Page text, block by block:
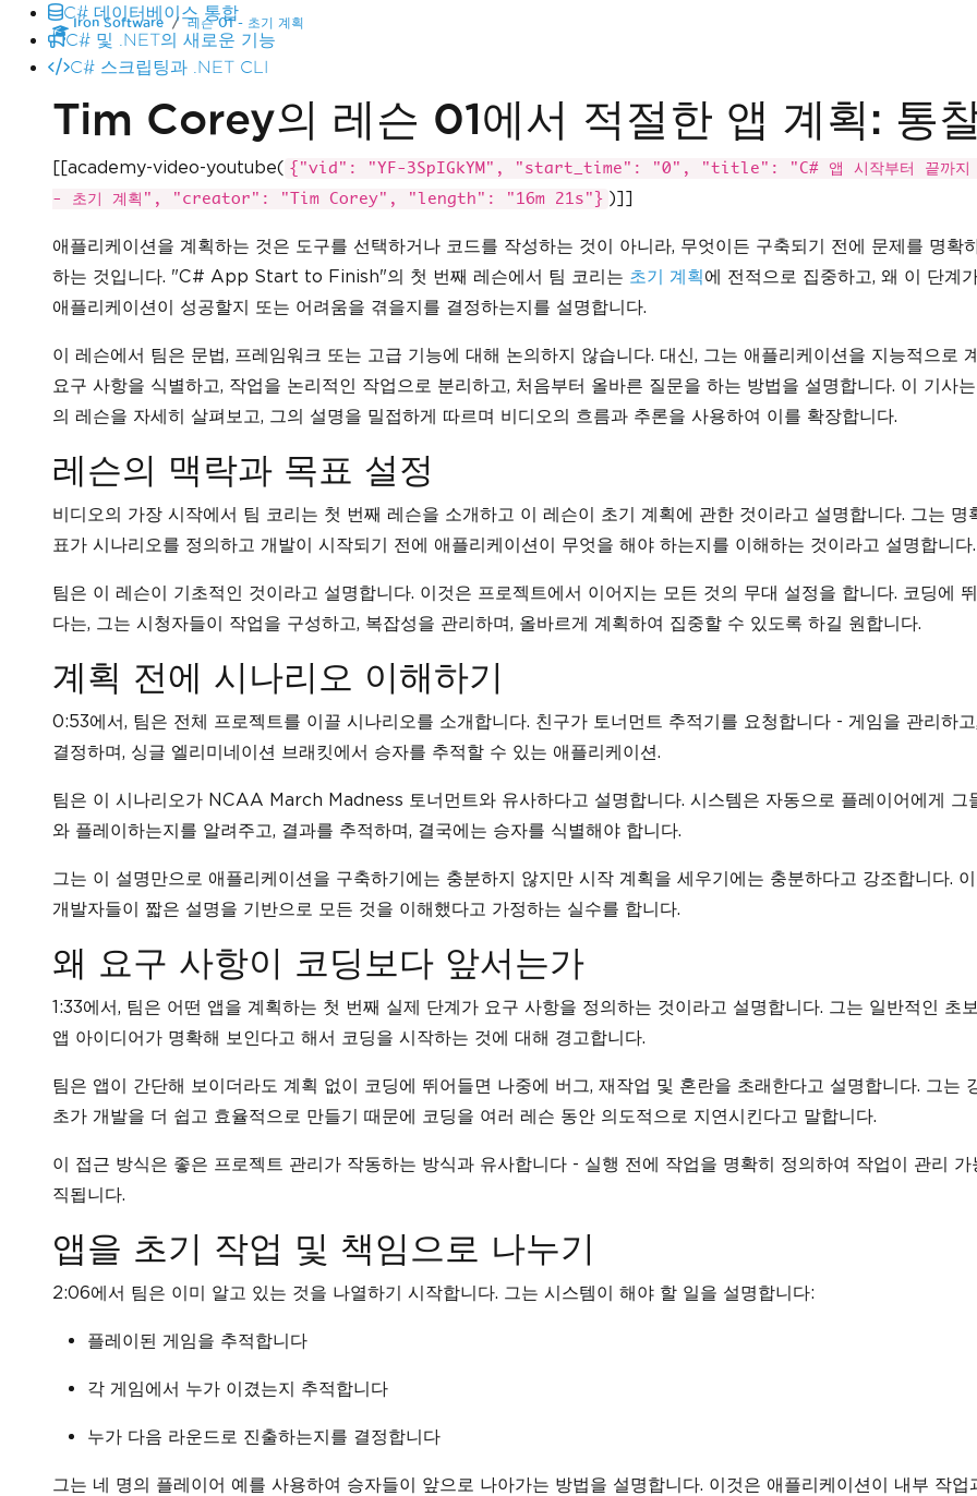
C# 데이터베이스 통합
C# 및 .NET의 새로운 기능
C# 스크립팅과 .NET CLI
Iron Software 레슨 01 - 초기 계획
Tim Corey의 레슨 01에서 적절한 앱 계획: 통
[[academy-video-youtube( {"vid": "YF-3SpIGkYM", "start_time": "0", "title": "C# 앱 시작부터 끝까지
- 초기 계획", "creator": "Tim Corey", "length": "16m 21s"} )]]
애플리케이션을 계획하는 것은 도구를 선택하거나 코드를 작성하는 것이 아니라, 무엇이든 구축되기 전에 문제를 명확
하는 것입니다. "C# App Start to Finish"의 첫 번째 레슨에서 팀 코리는 초기 계획에 전적으로 집중하고, 왜 이 단계
애플리케이션이 성공할지 또는 어려움을 겪을지를 결정하는지를 설명합니다.
이 레슨에서 팀은 문법, 프레임워크 또는 고급 기능에 대해 논의하지 않습니다. 대신, 그는 애플리케이션을 지능적으로
요구 사항을 식별하고, 작업을 논리적인 작업으로 분리하고, 처음부터 올바른 질문을 하는 방법을 설명합니다. 이 기사
의 레슨을 자세히 살펴보고, 그의 설명을 밀접하게 따르며 비디오의 흐름과 추론을 사용하여 이를 확장합니다.
레슨의 맥락과 목표 설정
비디오의 가장 시작에서 팀 코리는 첫 번째 레슨을 소개하고 이 레슨이 초기 계획에 관한 것이라고 설명합니다. 그는 명
표가 시나리오를 정의하고 개발이 시작되기 전에 애플리케이션이 무엇을 해야 하는지를 이해하는 것이라고 설명합니다.
팀은 이 레슨이 기초적인 것이라고 설명합니다. 이것은 프로젝트에서 이어지는 모든 것의 무대 설정을 합니다. 코딩에
다는, 그는 시청자들이 작업을 구성하고, 복잡성을 관리하며, 올바르게 계획하여 집중할 수 있도록 하길 원합니다.
계획 전에 시나리오 이해하기
0:53에서, 팀은 전체 프로젝트를 이끌 시나리오를 소개합니다. 친구가 토너먼트 추적기를 요청합니다 - 게임을 관리하
결정하며, 싱글 엘리미네이션 브래킷에서 승자를 추적할 수 있는 애플리케이션.
팀은 이 시나리오가 NCAA March Madness 토너먼트와 유사하다고 설명합니다. 시스템은 자동으로 플레이어에게 그
와 플레이하는지를 알려주고, 결과를 추적하며, 결국에는 승자를 식별해야 합니다.
그는 이 설명만으로 애플리케이션을 구축하기에는 충분하지 않지만 시작 계획을 세우기에는 충분하다고 강조합니다.
개발자들이 짧은 설명을 기반으로 모든 것을 이해했다고 가정하는 실수를 합니다.
왜 요구 사항이 코딩보다 앞서는가
1:33에서, 팀은 어떤 앱을 계획하는 첫 번째 실제 단계가 요구 사항을 정의하는 것이라고 설명합니다. 그는 일반적인 초
앱 아이디어가 명확해 보인다고 해서 코딩을 시작하는 것에 대해 경고합니다.
팀은 앱이 간단해 보이더라도 계획 없이 코딩에 뛰어들면 나중에 버그, 재작업 및 혼란을 초래한다고 설명합니다. 그는
초가 개발을 더 쉽고 효율적으로 만들기 때문에 코딩을 여러 레슨 동안 의도적으로 지연시킨다고 말합니다.
이 접근 방식은 좋은 프로젝트 관리가 작동하는 방식과 유사합니다 - 실행 전에 작업을 명확히 정의하여 작업이 관리 가
직됩니다.
앱을 초기 작업 및 책임으로 나누기
2:06에서 팀은 이미 알고 있는 것을 나열하기 시작합니다. 그는 시스템이 해야 할 일을 설명합니다:
플레이된 게임을 추적합니다
각 게임에서 누가 이겼는지 추적합니다
누가 다음 라운드로 진출하는지를 결정합니다
그는 네 명의 플레이어 예를 사용하여 승자들이 앞으로 나아가는 방법을 설명합니다. 이것은 애플리케이션이 내부 작업